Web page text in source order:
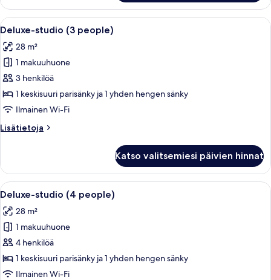
junior-
huone,
1
parveke,
näköala
puutarhaan
Avaa
kaikki
huonetyypin
Deluxe-
studio
(3
people)
Hotellihuone, jossa on sänky,
8
Deluxe-studio (3 people)
28 m²
1 makuuhuone
3 henkilöä
1 keskisuuri parisänky ja 1 yhden hengen sänky
Ilmainen Wi-Fi
Lisätietoja
Lisätietoja
(3
people)
Katso valitsemiesi päivien hinnat
Avaa
kaikki
huonetyypin
Deluxe-
studio
(4
people)
Hotellihuone, jossa on sänky,
7
Deluxe-studio (4 people)
28 m²
1 makuuhuone
4 henkilöä
1 keskisuuri parisänky ja 1 yhden hengen sänky
Ilmainen Wi-Fi